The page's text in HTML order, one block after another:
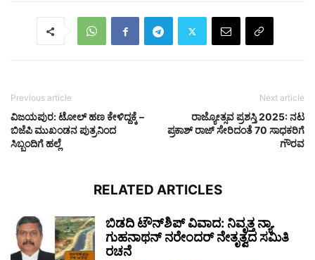
Previous article
ವಿಜಯಪುರ: ಟೋಲ್ ಹಣ ಕೇಳಿದ್ದಕ್ಕೆ –
ಬಿಜೆಪಿ ಮುಖಂಡನ ಪುತ್ರನಿಂದ
ಸಿಬ್ಬಂದಿಗೆ ಹಲ್ಲೆ
Next article
ರಾಜ್ಯೋತ್ಸವ ಪ್ರಶಸ್ತಿ 2025: ನಟ
ಪ್ರಕಾಶ್ ರಾಜ್ ಸೇರಿದಂತೆ 70 ಸಾಧಕರಿಗೆ
ಗೌರವ
RELATED ARTICLES
ಬಿಡದಿ ಟೌನ್‌ಶಿಪ್ ವಿವಾದ: ನಿವೃತ್ತ ನ್ಯಾ.
ಗುಹನಾಥನ್ ನರೇಂದರ್ ನೇತೃತ್ವದ ಸಮಿತಿ
ರಚನೆ